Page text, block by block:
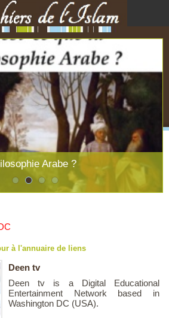
Arabe ?
à l'annuaire de liens
Deen tv
Deen tv is a Digital Educational
Entertainment Network based in
Washington DC (USA).